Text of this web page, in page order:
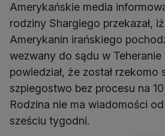
Amerykańskie media
rodziny Shargiego przekazał,
Amerykanin irańskiego
wezwany do sądu w Teheranie
powiedział, że został rzekomo
szpiegostwo bez procesu na
Rodzina nie ma wiadomości
sześciu tygodni.